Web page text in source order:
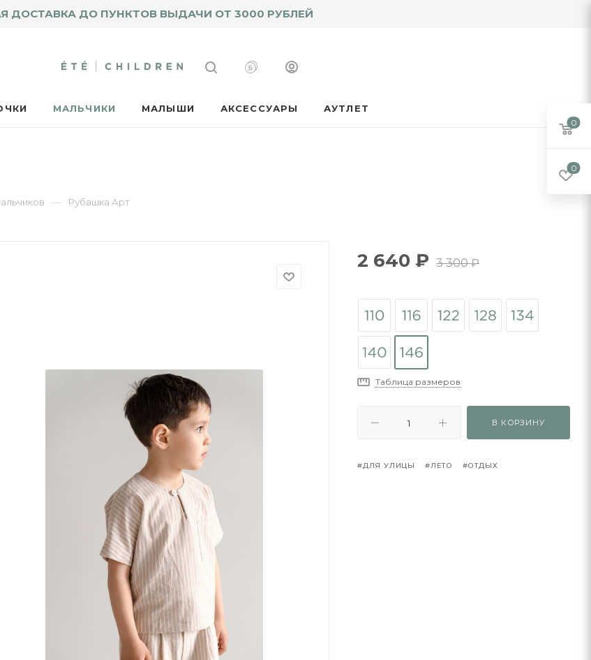
ДОСТАВКА ДО ПУНКТОВ ВЫДАЧИ ОТ 3000 РУБЛЕЙ
МАЛЬЧИКИ МАЛЫШИ АКСЕССУАРЫ АУТЛЕТ
— Рубашка Арт
2 640 ₽ 3 300₽
Таблица размеров
В КОРЗИНУ
#ДЛЯ УЛИЦЫ #ЛЕТО #ОТДЫХ
0
0